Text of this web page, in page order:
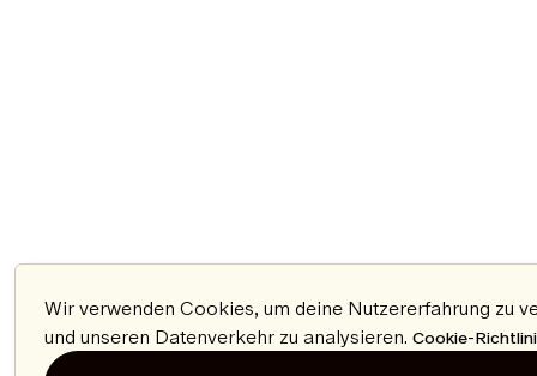
Wir verwenden Cookies, um deine Nutzererfahrung zu
und unseren Datenverkehr zu analysieren. Cookie-